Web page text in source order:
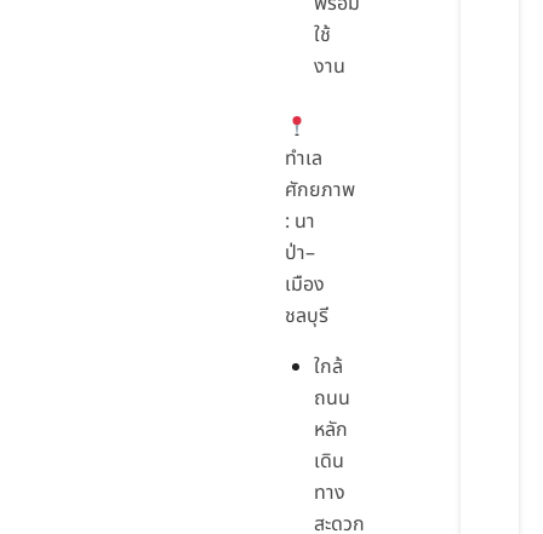
ใช้
งาน
ทำเล
ศักยภาพ
: นา
ป่า–
เมือง
ชลบุรี
ใกล้
ถนน
หลัก
เดิน
ทาง
สะดวก